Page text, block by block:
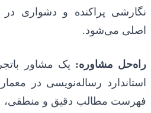
نگارشی پراکنده و دشواری در
اصلی می‌شود.
راه‌حل مشاوره: یک مشاور
استاندارد رساله‌نویسی در
فهرست مطالب دقیق و منطقی،